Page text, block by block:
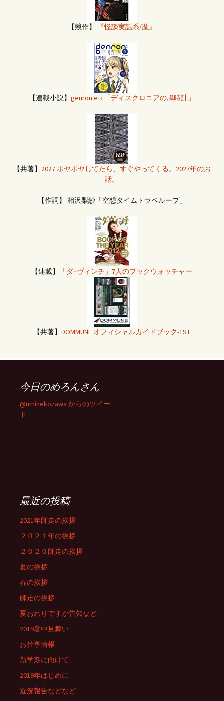
【競作】 『怪談実話系/魔』
【連載小説】 genron.etc「ディスクロニアの鳩時計」
【共著】 2027 ボヤボヤしてたら、すぐやってくる。2027年のお
話。
【作詞】 相沢梨紗「空想タイムトラベループ」
【連載】 「ダ･ヴィンチ」7人のブックウォッチャー
【共著】 DOMMUNE オフィシャルガイドブック-1ST
今日のめろんさん
@uminekozawa からのツイー
ト
最近の投稿
2021年師走の挨拶
２０２１年の挨拶
２０２０師走の挨拶
夏の挨拶
春の挨拶
師走の挨拶
夏おわりですが告知など
2019暑中見舞い
お仕事情報
新学期に向けて
2019年はじめに
近況報告などなど